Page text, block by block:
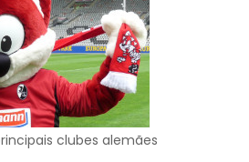
clubes alemães